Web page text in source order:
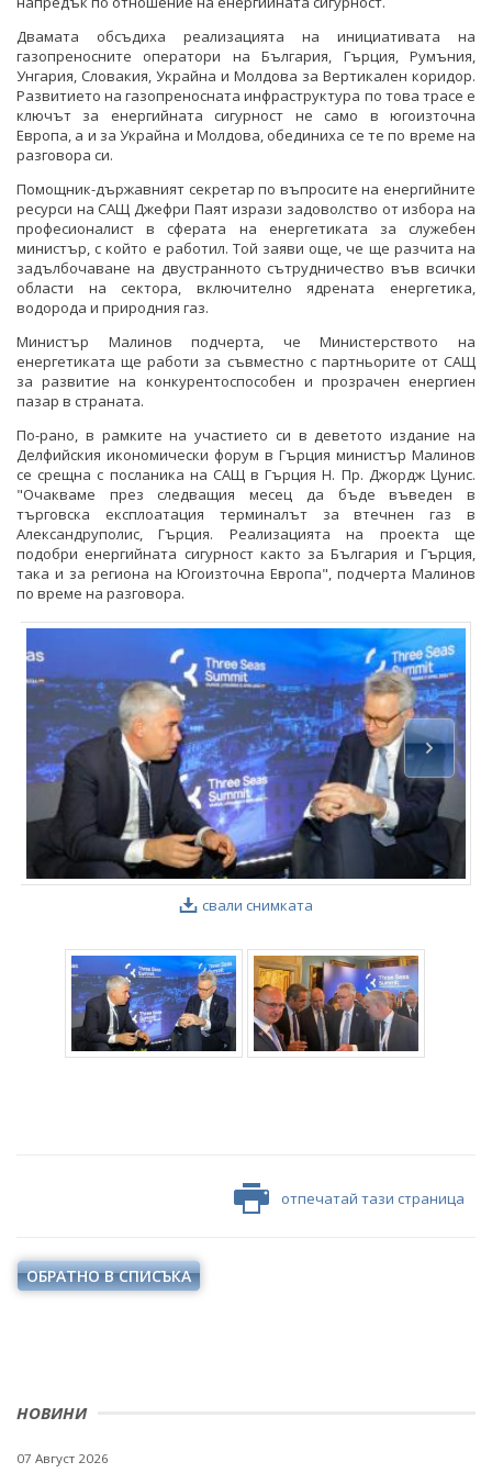
НОВИНИ
07 Август 2026
Двамата обсъдиха реализацията на инициативата на
газопреносните оператори на България, Гърция, Румъния,
Унгария, Словакия, Украйна и Молдова за Вертикален коридор.
Развитието на газопреносната инфраструктура по това трасе е
ключът за енергийната сигурност не само в югоизточна
Европа, а и за Украйна и Молдова, обединиха се те по време на
разговора си.
Помощник-държавният секретар по въпросите на енергийните
ресурси на САЩ Джефри Паят изрази задоволство от избора на
професионалист в сферата на енергетиката за служебен
министър, с който е работил. Той заяви още, че ще разчита на
задълбочаване на двустранното сътрудничество във всички
области на сектора, включително ядрената енергетика,
водорода и природния газ.
Министър Малинов подчерта, че Министерството на
енергетиката ще работи за съвместно с партньорите от САЩ
за развитие на конкурентоспособен и прозрачен енергиен
пазар в страната.
По-рано, в рамките на участието си в деветото издание на
Делфийския икономически форум в Гърция министър Малинов
се срещна с посланика на САЩ в Гърция Н. Пр. Джордж Цунис.
"Очакваме през следващия месец да бъде въведен в
търговска експлоатация терминалът за втечнен газ в
Александруполис, Гърция. Реализацията на проекта ще
подобри енергийната сигурност както за България и Гърция,
така и за региона на Югоизточна Европа", подчерта Малинов
по време на разговора.
свали снимката
отпечатай тази страница
ОБРАТНО В СПИСЪКА